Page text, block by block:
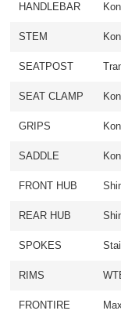
HANDLEBAR
STEM
SEATPOST
SEAT CLAMP
GRIPS
SADDLE
FRONT HUB
REAR HUB
SPOKES
RIMS
FRONTIRE